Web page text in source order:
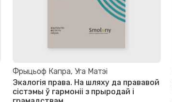
Фрыцьоф Капра, Уга Матэі
Экалогія права. На шляху да прававой
сістэмы ў гармоніі з прыродай і